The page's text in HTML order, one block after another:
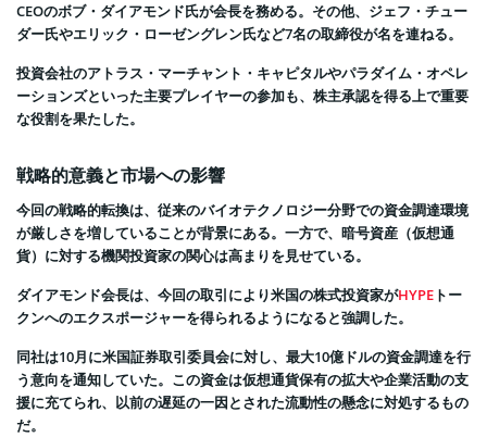
CEOのボブ・ダイアモンド氏が会長を務める。その他、ジェフ・チュー
ダー氏やエリック・ローゼングレン氏など7名の取締役が名を連ねる。
投資会社のアトラス・マーチャント・キャピタルやパラダイム・オペレ
ーションズといった主要プレイヤーの参加も、株主承認を得る上で重要
な役割を果たした。
戦略的意義と市場への影響
今回の戦略的転換は、従来のバイオテクノロジー分野での資金調達環境
が厳しさを増していることが背景にある。一方で、暗号資産（仮想通
貨）に対する機関投資家の関心は高まりを見せている。
ダイアモンド会長は、今回の取引により米国の株式投資家がHYPE トー
クンへのエクスポージャーを得られるようになると強調した。
同社は10月に米国証券取引委員会に対し、最大10億ドルの資金調達を行
う意向を通知していた。この資金は仮想通貨保有の拡大や企業活動の支
援に充てられ、以前の遅延の一因とされた流動性の懸念に対処するもの
だ。